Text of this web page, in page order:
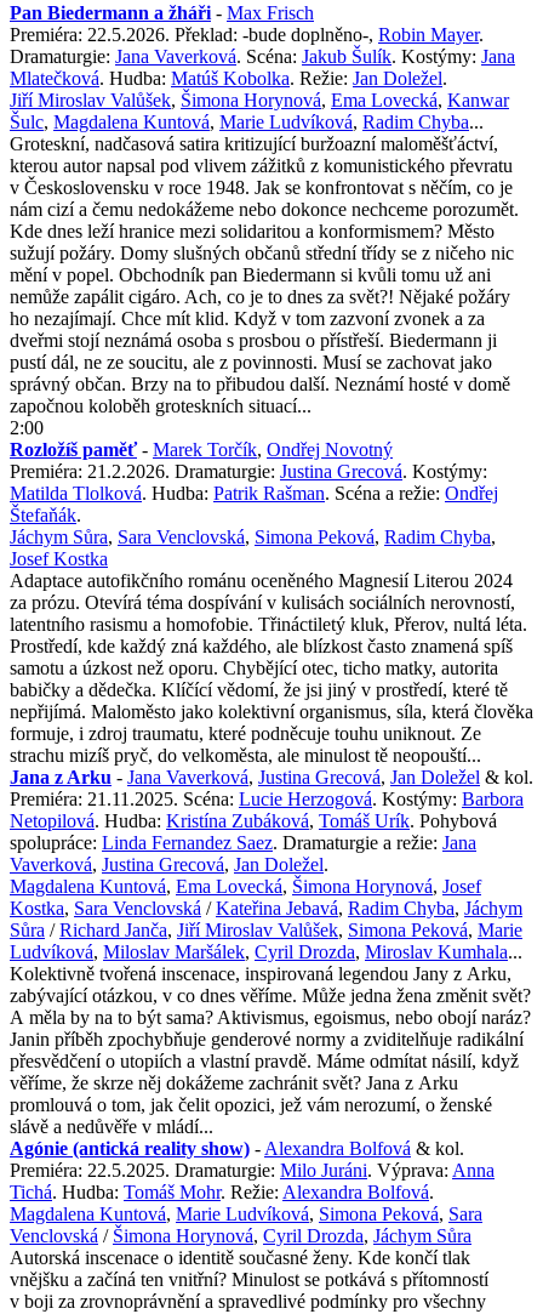
Pan Biedermann a žháři - Max Frisch
Premiéra: 22.5.2026. Překlad: -bude doplněno-, Robin Mayer.
Dramaturgie: Jana Vaverková. Scéna: Jakub Šulík. Kostýmy: Jana
Mlatečková. Hudba: Matúš Kobolka. Režie: Jan Doležel.
Jiří Miroslav Valůšek, Šimona Horynová, Ema Lovecká, Kanwar
Šulc, Magdalena Kuntová, Marie Ludvíková, Radim Chyba...
Groteskní, nadčasová satira kritizující buržoazní maloměšťáctví,
kterou autor napsal pod vlivem zážitků z komunistického převratu
v Československu v roce 1948. Jak se konfrontovat s něčím, co je
nám cizí a čemu nedokážeme nebo dokonce nechceme porozumět.
Kde dnes leží hranice mezi solidaritou a konformismem? Město
sužují požáry. Domy slušných občanů střední třídy se z ničeho nic
mění v popel. Obchodník pan Biedermann si kvůli tomu už ani
nemůže zapálit cigáro. Ach, co je to dnes za svět?! Nějaké požáry
ho nezajímají. Chce mít klid. Když v tom zazvoní zvonek a za
dveřmi stojí neznámá osoba s prosbou o přístřeší. Biedermann ji
pustí dál, ne ze soucitu, ale z povinnosti. Musí se zachovat jako
správný občan. Brzy na to přibudou další. Neznámí hosté v domě
započnou koloběh groteskních situací...
2:00
Rozložíš paměť- Marek Torčík, Ondřej Novotný
Premiéra: 21.2.2026. Dramaturgie: Justina Grecová. Kostýmy:
Matilda Tlolková. Hudba: Patrik Rašman. Scéna a režie: Ondřej
Štefaňák.
Jáchym Sůra, Sara Venclovská, Simona Peková, Radim Chyba,
Josef Kostka
Adaptace autofikčního románu oceněného Magnesií Literou 2024
za prózu. Otevírá téma dospívání v kulisách sociálních nerovností,
latentního rasismu a homofobie. Třináctiletý kluk, Přerov, nultá léta.
Prostředí, kde každý zná každého, ale blízkost často znamená spíš
samotu a úzkost než oporu. Chybějící otec, ticho matky, autorita
babičky a dědečka. Klíčící vědomí, že jsi jiný v prostředí, které tě
nepřijímá. Maloměsto jako kolektivní organismus, síla, která člověka
formuje, i zdroj traumatu, které podněcuje touhu uniknout. Ze
strachu mizíš pryč, do velkoměsta, ale minulost tě neopouští...
Jana z Arku - Jana Vaverková, Justina Grecová, Jan Doležel & kol.
Premiéra: 21.11.2025. Scéna: Lucie Herzogová. Kostýmy: Barbora
Netopilová. Hudba: Kristína Zubáková, Tomáš Urík. Pohybová
spolupráce: Linda Fernandez Saez. Dramaturgie a režie: Jana
Vaverková, Justina Grecová, Jan Doležel.
Magdalena Kuntová, Ema Lovecká, Šimona Horynová, Josef
Kostka, Sara Venclovská /Kateřina Jebavá, Radim Chyba, Jáchym
Sůra /Richard Janča, Jiří Miroslav Valůšek, Simona Peková, Marie
Ludvíková, Miloslav Maršálek, Cyril Drozda, Miroslav Kumhala...
Kolektivně tvořená inscenace, inspirovaná legendou Jany z Arku,
zabývající otázkou, v co dnes věříme. Může jedna žena změnit svět?
A měla by na to být sama? Aktivismus, egoismus, nebo obojí naráz?
Janin příběh zpochybňuje genderové normy a zviditelňuje radikální
přesvědčení o utopiích a vlastní pravdě. Máme odmítat násilí, když
věříme, že skrze něj dokážeme zachránit svět? Jana z Arku
promlouvá o tom, jak čelit opozici, jež vám nerozumí, o ženské
slávě a nedůvěře v mládí...
Agónie (antická reality show) - Alexandra Bolfová & kol.
Premiéra: 22.5.2025. Dramaturgie: Milo Juráni. Výprava: Anna
Tichá. Hudba: Tomáš Mohr. Režie: Alexandra Bolfová.
Magdalena Kuntová, Marie Ludvíková, Simona Peková, Sara
Venclovská / Šimona Horynová, Cyril Drozda, Jáchym Sůra
Autorská inscenace o identitě současné ženy. Kde končí tlak
vnějšku a začíná ten vnitřní? Minulost se potkává s přítomností
v boji za zrovnoprávnění a spravedlivé podmínky pro všechny